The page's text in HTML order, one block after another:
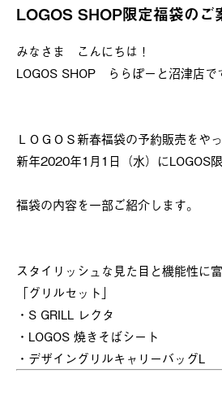
LOGOS SHOP限定福袋のご
みなさま こんにちは！
LOGOS SHOP ららぽーと沼津店で
ＬＯＧＯＳ新春福袋の予約販売をやっ
新年2020年1月1日（水）にLOGOS
福袋の内容を一部ご紹介します。
スタイリッシュな見た目と機能性に
「グリルセット」
・S GRILL レクタ
・LOGOS 焼きそばシート
・デザイングリルキャリーバッグL